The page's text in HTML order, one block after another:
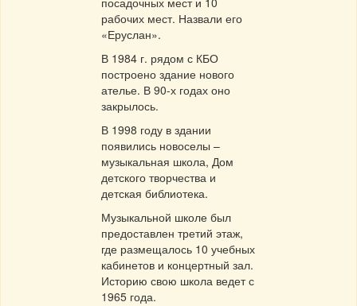
рабочих мест. Назвали его
«Еруслан».
В 1984 г. рядом с КБО
построено здание нового
ателье. В 90-х годах оно
закрылось.
В 1998 году в здании
появились новоселы –
музыкальная школа, Дом
детского творчества и
детская библиотека.
Музыкальной школе был
предоставлен третий этаж,
где размещалось 10 учебных
кабинетов и концертный зал.
Историю свою школа ведет с
1965 года.